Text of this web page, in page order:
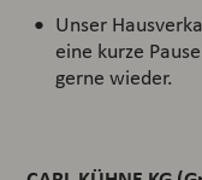
Unser
eine kurze
gerne wieder.